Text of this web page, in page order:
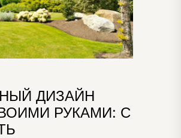
ДИЗАЙН
РУКАМИ: С